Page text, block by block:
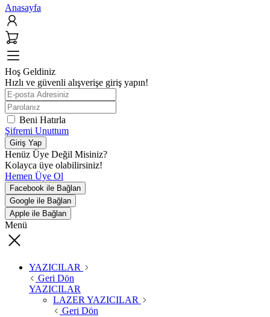
Anasayfa
Hoş Geldiniz
Hızlı ve güvenli alışverişe giriş yapın!
Beni Hatırla
Şifremi Unuttum
Giriş Yap
Henüz Üye Değil Misiniz?
Kolayca üye olabilirsiniz!
Hemen Üye Ol
Facebook ile Bağlan
Google ile Bağlan
Apple ile Bağlan
Menü
YAZICILAR
Geri Dön
YAZICILAR
LAZER YAZICILAR
Geri Dön